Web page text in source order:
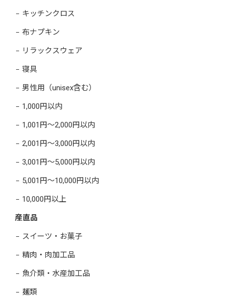
キッチンクロス
布ナプキン
リラックスウェア
寝具
男性用（unisex含む）
1,000円以内
1,001円～2,000円以内
2,001円～3,000円以内
3,001円～5,000円以内
5,001円～10,000円以内
10,000円以上
産直品
スイーツ・お菓子
精肉・肉加工品
魚介類・水産加工品
麺類